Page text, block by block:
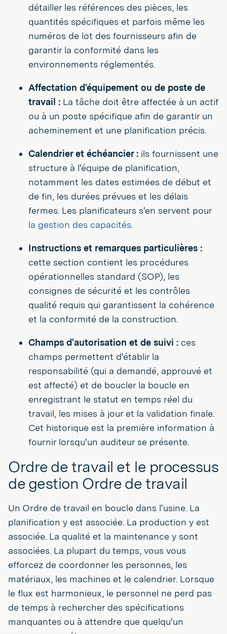
détailler les références des pièces, les
quantités spécifiques et parfois même les
numéros de lot des fournisseurs afin de
garantir la conformité dans les
environnements réglementés.
Affectation d'équipement ou de poste de
travail : La tâche doit être affectée à un actif
ou à un poste spécifique afin de garantir un
acheminement et une planification précis.
Calendrier et échéancier : ils fournissent une
structure à l'équipe de planification,
notamment les dates estimées de début et
de fin, les durées prévues et les délais
fermes. Les planificateurs s'en servent pour
la gestion des capacités.
Instructions et remarques particulières :
cette section contient les procédures
opérationnelles standard (SOP), les
consignes de sécurité et les contrôles
qualité requis qui garantissent la cohérence
et la conformité de la construction.
Champs d'autorisation et de suivi : ces
champs permettent d'établir la
responsabilité (qui a demandé, approuvé et
est affecté) et de boucler la boucle en
enregistrant le statut en temps réel du
travail, les mises à jour et la validation finale.
Cet historique est la première information à
fournir lorsqu'un auditeur se présente.
Ordre de travail et le processus
de gestion Ordre de travail
Un Ordre de travail en boucle dans l'usine. La
planification y est associée. La production y est
associée. La qualité et la maintenance y sont
associées. La plupart du temps, vous vous
efforcez de coordonner les personnes, les
matériaux, les machines et le calendrier. Lorsque
le flux est harmonieux, le personnel ne perd pas
de temps à rechercher des spécifications
manquantes ou à attendre que quelqu'un